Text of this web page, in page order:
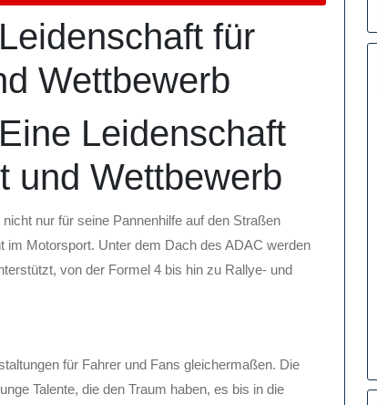
für
Wettbewerb
Leidenschaft
und Wettbewerb
nur für seine Pannenhilfe auf den Straßen
Motorsport. Unter dem Dach des ADAC werden
von der Formel 4 bis hin zu Rallye- und
für Fahrer und Fans gleichermaßen. Die
Talente, die den Traum haben, es bis in die